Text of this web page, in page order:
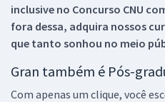
inclusive no Concurso CNU
fora dessa, adquira nossos
que tanto sonhou no meio
Gran também é Pós-
Com apenas um clique, você